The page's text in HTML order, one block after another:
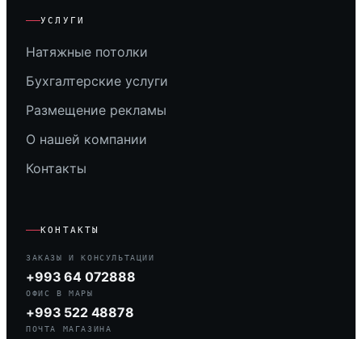
УСЛУГИ
Натяжные потолки
Бухгалтерские услуги
Размещение рекламы
О нашей компании
Контакты
КОНТАКТЫ
ЗАКАЗЫ И КОНСУЛЬТАЦИИ
+993 64 072888
ОФИС В МАРЫ
+993 522 48878
ПОЧТА МАГАЗИНА